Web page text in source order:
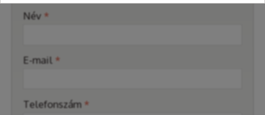
Név *
E-mail *
Telefonszám *